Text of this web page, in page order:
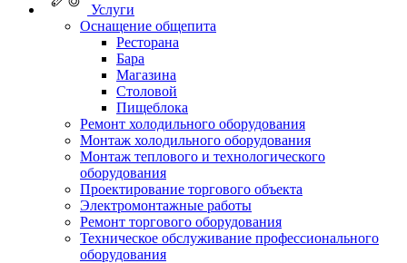
Услуги
Оснащение общепита
Ресторана
Бара
Магазина
Столовой
Пищеблока
Ремонт холодильного оборудования
Монтаж холодильного оборудования
Монтаж теплового и технологического
оборудования
Проектирование торгового объекта
Электромонтажные работы
Ремонт торгового оборудования
Техническое обслуживание профессионального
оборудования